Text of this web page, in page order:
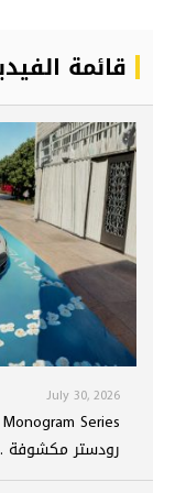
قائمة
July 30, 2026
رودستر مكشوفة